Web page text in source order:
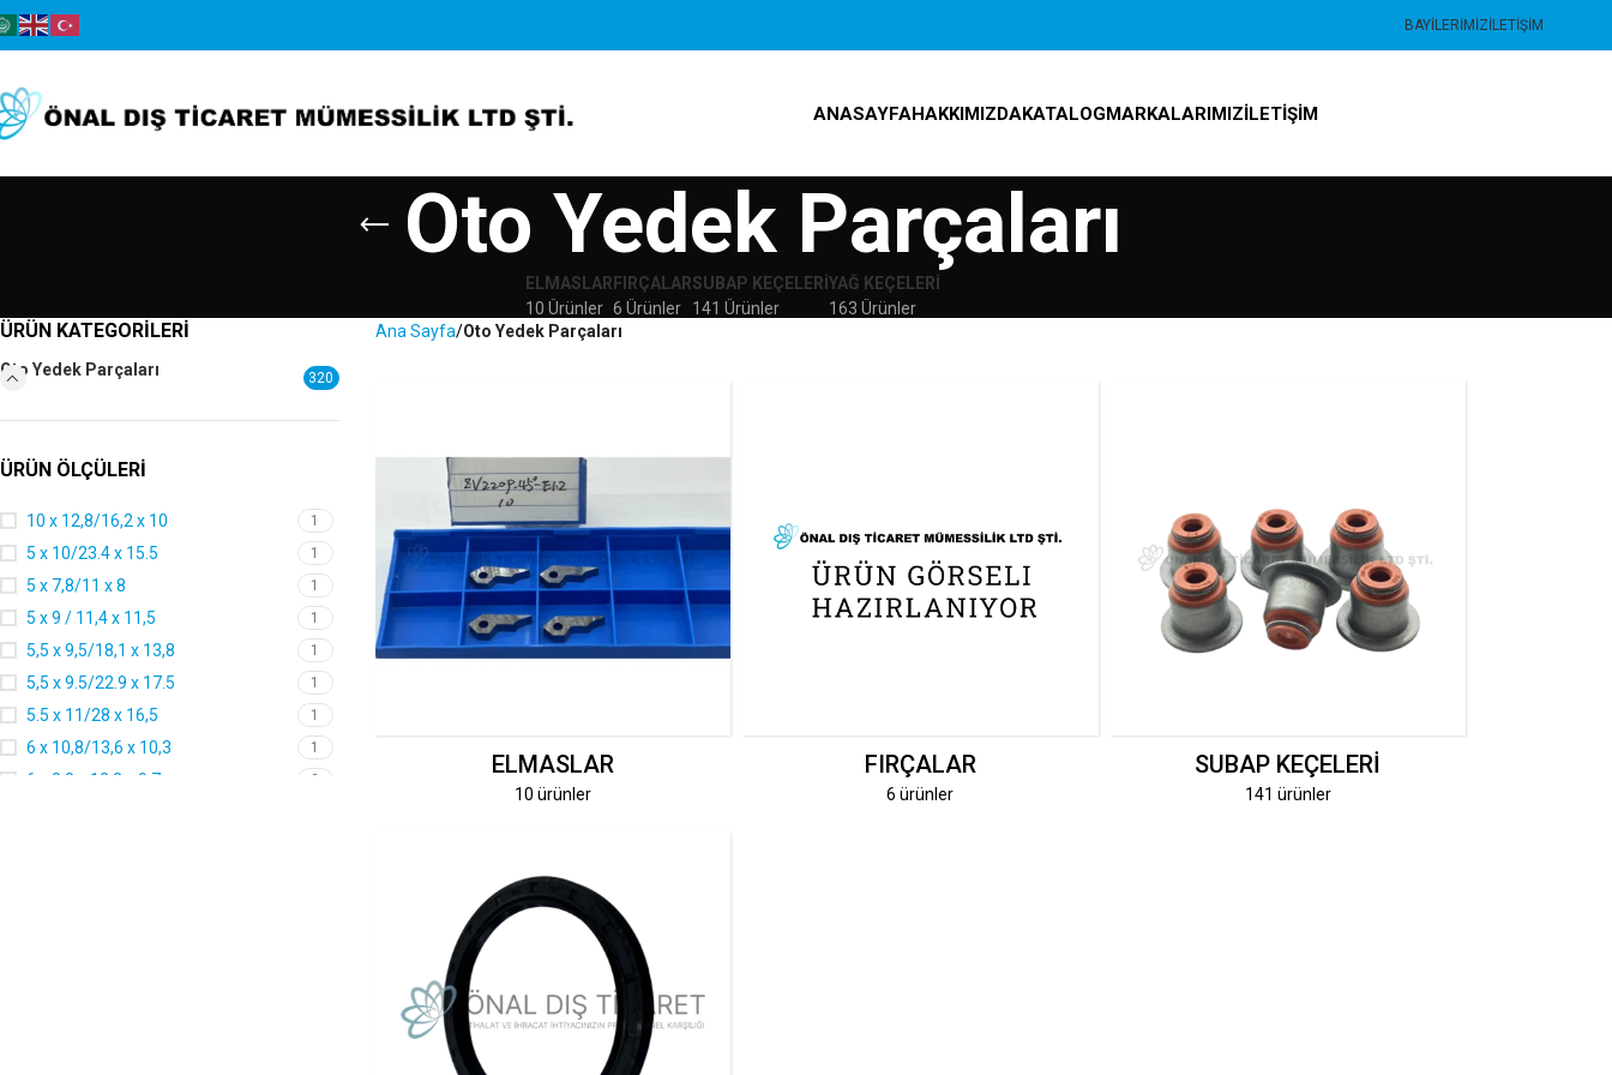
BAYILERIMIZİLETIŞIM
ANASAYFAHAKKIMIZDAKATALOGMARKALARIMIZİLETIŞIM
Oto Yedek Parçaları
ELMASLAR
10 Ürünler
FIRÇALAR
6 Ürünler
SUBAP KEÇELERI
141 Ürünler
YAĞ KEÇELERI
163 Ürünler
ÜRÜN KATEGORILERI
Oto Yedek Parçaları 320
ÜRÜN ÖLÇÜLERI
10 x 12,8/16,2 x 10 1
5 x 10/23.4 x 15.5 1
5 x 7,8/11 x 8 1
5 x 9 / 11,4 x 11,5 1
5,5 x 9,5/18,1 x 13,8 1
5,5 x 9.5/22.9 x 17.5 1
5.5 x 11/28 x 16,5 1
6 x 10,8/13,6 x 10,3 1
6 x 8,8 x 12,2 x 9,7 2
Ana Sayfa Oto Yedek Parçaları
ELMASLAR
10 ürünler
FIRÇALAR
6 ürünler
SUBAP KEÇELERI
141 ürünler